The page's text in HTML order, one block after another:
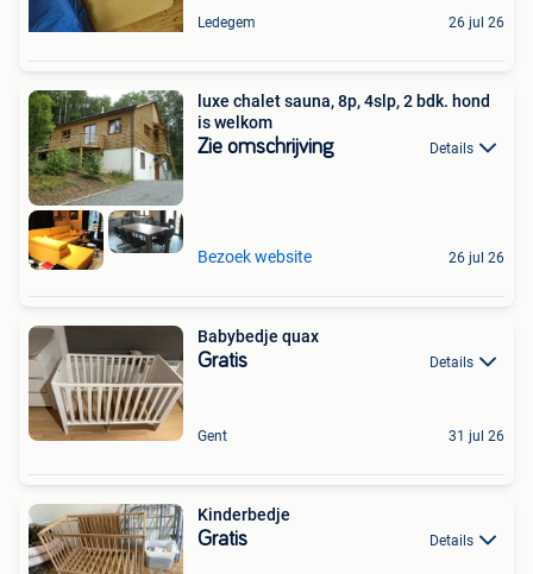
Ledegem 26 jul 26
luxe chalet sauna, 8p, 4slp, 2 bdk. hond
is welkom
Zie omschrijving Details
Bezoek website 26 jul 26
Babybedje quax
Gratis Details
Gent 31 jul 26
Kinderbedje
Gratis Details